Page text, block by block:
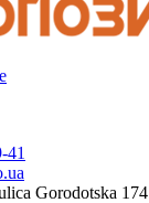
41
Gorodotska 174